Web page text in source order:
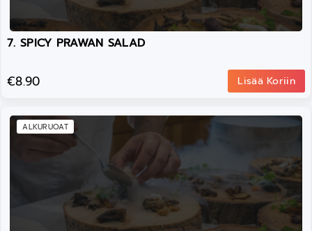
7. SPICY PRAWAN SALAD
€8.90 Lisää Koriin
ALKURUOAT